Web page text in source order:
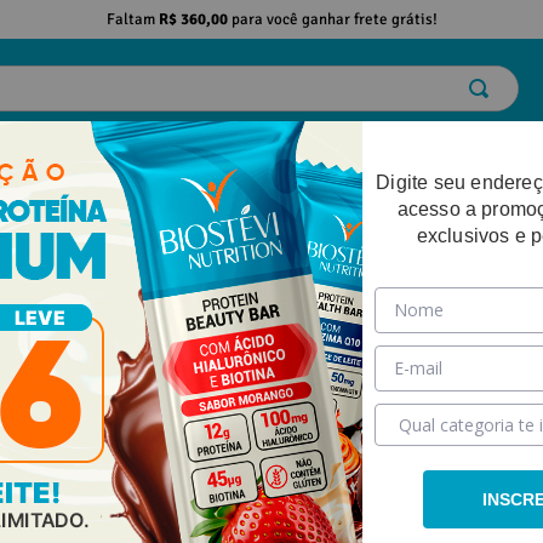
Faltam R$ 360,00para você ganhar frete grátis!
EMAGRECIMENTO DESEMPENHO FÍSICO
Digite seu
acesso a
exclusivos e